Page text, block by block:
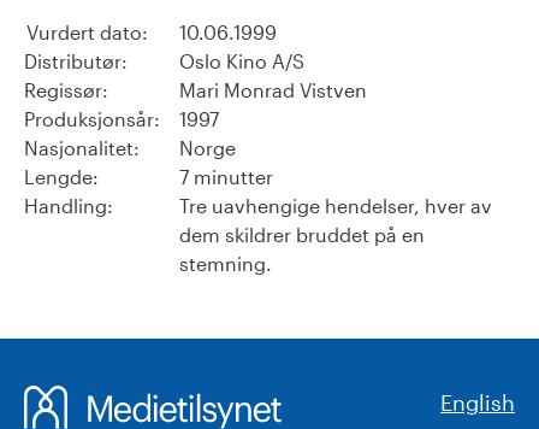
Vurdert dato:
10.06.1999
Distributør:
Oslo Kino A/S
Regissør:
Mari Monrad Vistven
Produksjonsår:
1997
Nasjonalitet:
Norge
Lengde:
7 minutter
Handling:
Tre uavhengige hendelser, hver av
dem skildrer bruddet på en
stemning.
English